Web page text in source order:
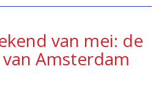
van mei: de
Amsterdam